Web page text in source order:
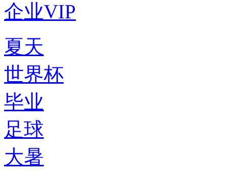
企业VIP
夏天
世界杯
毕业
足球
大暑